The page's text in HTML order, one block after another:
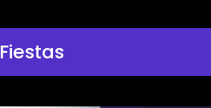
Fiestas